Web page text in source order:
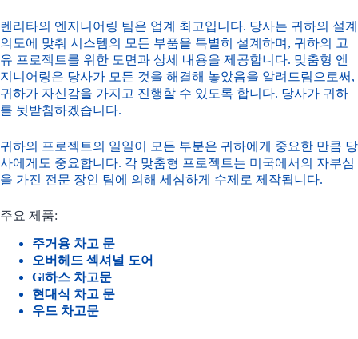
렌리타의 엔지니어링 팀은 업계 최고입니다. 당사는 귀하의 설계
의도에 맞춰 시스템의 모든 부품을 특별히 설계하며, 귀하의 고
유 프로젝트를 위한 도면과 상세 내용을 제공합니다. 맞춤형 엔
지니어링은 당사가 모든 것을 해결해 놓았음을 알려드림으로써,
귀하가 자신감을 가지고 진행할 수 있도록 합니다. 당사가 귀하
를 뒷받침하겠습니다.
귀하의 프로젝트의 일일이 모든 부분은 귀하에게 중요한 만큼 당
사에게도 중요합니다. 각 맞춤형 프로젝트는 미국에서의 자부심
을 가진 전문 장인 팀에 의해 세심하게 수제로 제작됩니다.
주요 제품:
주거용 차고 문
오버헤드 섹셔널 도어
Gl하스 차고문
현대식 차고 문
우드 차고문